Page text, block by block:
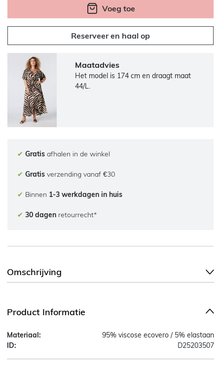
Voeg toe
Reserveer en haal op
Maatadvies
Het model is 174 cm en draagt maat
44/L.
✔ Gratis afhalen in de winkel
✔ Gratis verzending vanaf €30
✔ Binnen 1-3 werkdagen in huis
✔ 30 dagen retourrecht*
Omschrijving
Product Informatie
Materiaal:
95% viscose ecovero / 5% elastaan
ID:
D25203507